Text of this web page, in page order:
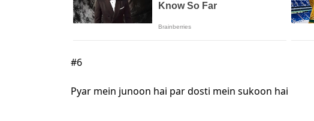
#6
Pyar mein junoon hai par dosti mein sukoon hai